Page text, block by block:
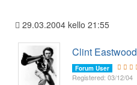
29.03.2004 kello 21:55
Clint Eastwood
Forum User
Registered: 03/12/04